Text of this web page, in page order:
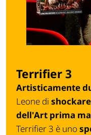
Terrifier 3
Artisticamente
Leone di
dell'Art prima
Terrifier 3 è uno